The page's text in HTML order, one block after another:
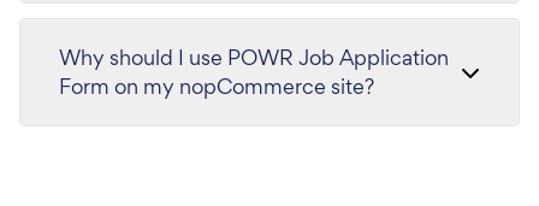
Why should I use POWR Job Application
Form on my nopCommerce site?